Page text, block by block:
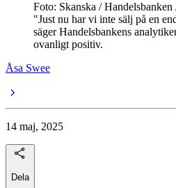
Foto: Skanska / Handelsbanken
"Just nu har vi inte sälj på en
säger Handelsbankens
ovanligt positiv.
Åsa Swee
14 maj, 2025
Dela